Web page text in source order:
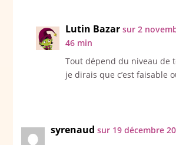
Lutin Bazar sur 2
46 min
Tout dépend du niveau de
je dirais que c’est faisable
syrenaud sur 19 décembre